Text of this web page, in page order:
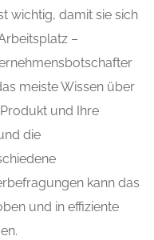
wichtig, damit sie sich
–
meiste Wissen über
und Ihre
die
kann das
und in effiziente